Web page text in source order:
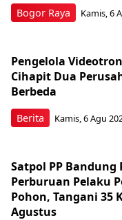
Bogor Raya Kamis, 6
Berita
Pengelola
Cihapit Dua
Berbeda
Kamis, 6 Agu
Satpol PP
Perburuan Pelaku
Pohon, Tangani 35
Agustus